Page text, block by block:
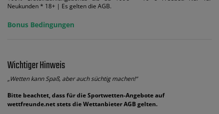
Neukunden * 18+ | Es gelten die AGB.
Bonus Bedingungen
Wichtiger Hinweis
„Wetten kann Spaß, aber auch süchtig machen!“
Bitte beachtet, dass für die Sportwetten-Angebote auf
wettfreunde.net stets die Wettanbieter AGB gelten.